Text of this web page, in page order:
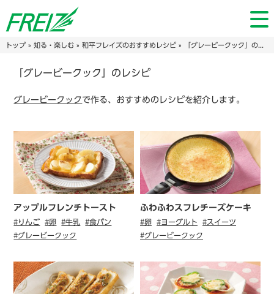
トップ» 知る・楽しむ» 和平フレイズのおすすめレシピ» 「グレービークック」のレシピ
「グレービークック」のレシピ
グレービークック で作る、おすすめのレシピを紹介します。
アップルフレンチトースト
#りんご #卵 #牛乳
#食パン
#グレービークック
ふわふわスフレチーズケーキ
#卵 #ヨーグルト
#スイーツ
#グレービークック